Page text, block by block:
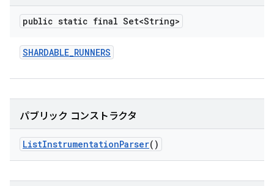
public static final Set<String>
SHARDABLE_RUNNERS
パブリック コンストラクタ
ListInstrumentationParser()